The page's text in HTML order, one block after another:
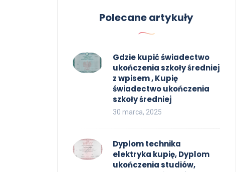
Polecane artykuły
Gdzie kupić świadectwo
ukończenia szkoły średniej
z wpisem , Kupię
świadectwo ukończenia
szkoły średniej
30 marca, 2025
Dyplom technika
elektryka kupię, Dyplom
ukończenia studiów,